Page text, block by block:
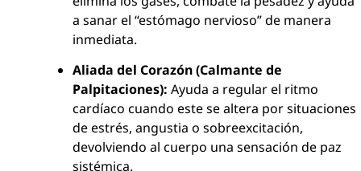
a sanar el “estómago nervioso” de manera
inmediata.
Aliada del Corazón (Calmante de
Palpitaciones): Ayuda a regular el ritmo
cardíaco cuando este se altera por situaciones
de estrés, angustia o sobreexcitación,
devolviendo al cuerpo una sensación de paz
sistémica.